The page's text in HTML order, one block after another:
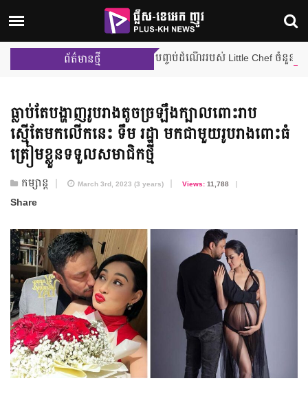
ព័ត៌មានថ្មី
ការប្រកួតជម្រុះលើកដំបូង បញ្ចប់ដំណើររបស់ Little Chef ចំនួន ២ រូប ពីផ្ទះបា
ធ្លាប់តែបង្ហាញរូបរាងតូចច្រឡឹងក្បាលពោះរាប
ស្មើតែមកលើកនេះ ទឹម រដ្ឋា មកជាមួយរូបរាងពោះធំ
ត្រៀមខ្លួនទទួលសមាជិកថ្មី
កម្សាន្ត March 3rd, 2023 (3 years) Views:11,788
Share